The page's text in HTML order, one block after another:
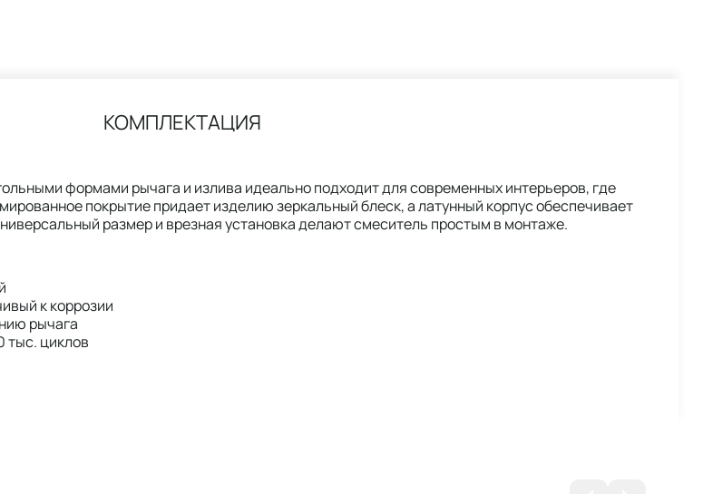
КОМПЛЕКТАЦИЯ
формами рычага и излива идеально подходит для современных интерьеров, где
покрытие придает изделию зеркальный блеск, а латунный корпус обеспечивает
размер и врезная установка делают смеситель простым в монтаже.
к коррозии
рычага
тыс. циклов